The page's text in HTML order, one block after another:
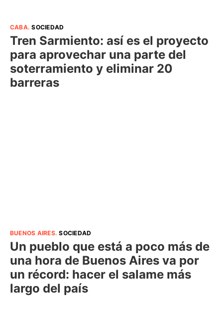
CABA.SOCIEDAD
Tren Sarmiento: así es el proyecto
para aprovechar una parte del
soterramiento y eliminar 20
barreras
BUENOS AIRES.SOCIEDAD
Un pueblo que está a poco más de
una hora de Buenos Aires va por
un récord: hacer el salame más
largo del país